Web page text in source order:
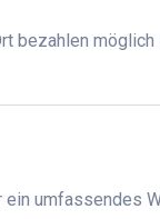
bezahlen
ein umfassendes